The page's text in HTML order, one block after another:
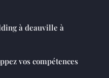
à deauville à
vos compétences